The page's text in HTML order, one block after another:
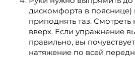
дискомфорта в пояснице)
приподнять таз.
вверх. Если упражнение
правильно, вы
натяжение по всей